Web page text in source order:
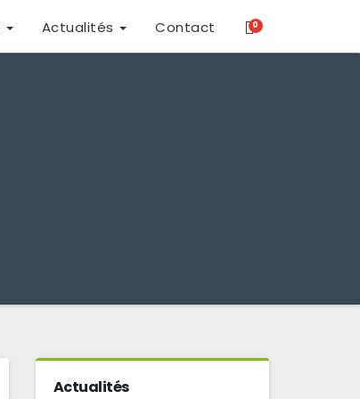
Actualités Contact 0
Actualités